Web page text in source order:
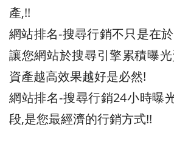
產,!!
網站排名-搜尋行銷不只是在
讓您網站於搜尋引擎累積曝
資產越高效果越好是必然!
網站排名-搜尋行銷24小時曝
段,是您最經濟的行銷方式!!